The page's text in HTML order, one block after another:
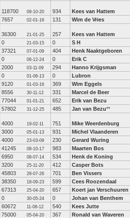
118700 09-10-20 934 Kees van Hattem
7657 02-01-16 131 Wim de Vries
36300 21-01-25 257 Kees van Hattem
0 21-03-15 0 S H
37321 07-01-09 404 Henk Naaktgeboren
0 06-12-24 0 Erik C
2000 03-11-09 294 Hanno Krijgsman
0 01-06-13 0 Lubron
9120 01-03-16 369 Wim Eggels
8556 30-11-12 331 Marcel de Beer
77044 01-01-21 652 Erik van Bezu
57802 31-12-25 485 Jan van Bezu**
4000 19-02-11 751 Mike Weerdenburg
3000 05-01-13 931 Michel Vlaanderen
4000 23-03-09 230 Gerard Wuring
41245 08-10-17 983 Maarten Bos
6950 08-07-14 534 Henk de Koning
3200 25-11-20 412 Casper Bots
45803 28-07-26 701 Ben Vissers
38350 18-09-23 599 Cees Roozendaal
67313 25-04-20 657 Koert jan Verschuuren
0 30-05-24 0 Johan van Benthem
60672 11-06-12 540 Kees Jutte
75000 05-04-20 367 Ronald van Waveren